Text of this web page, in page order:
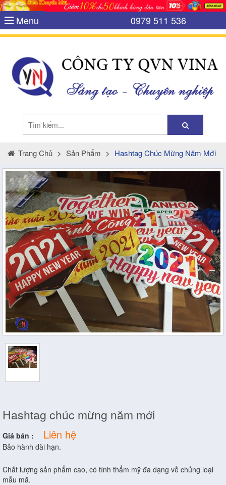
Menu 0979 511 536
Trang Chủ > Sản Phẩm > Hashtag Chúc Mừng Năm Mới
Hashtag chúc mừng năm mới
Giá bán : Liên hệ
Bảo hành dài hạn.
Chất lượng sản phẩm cao, có tính thẩm mỹ đa dạng về chủng loại
mẫu mã.